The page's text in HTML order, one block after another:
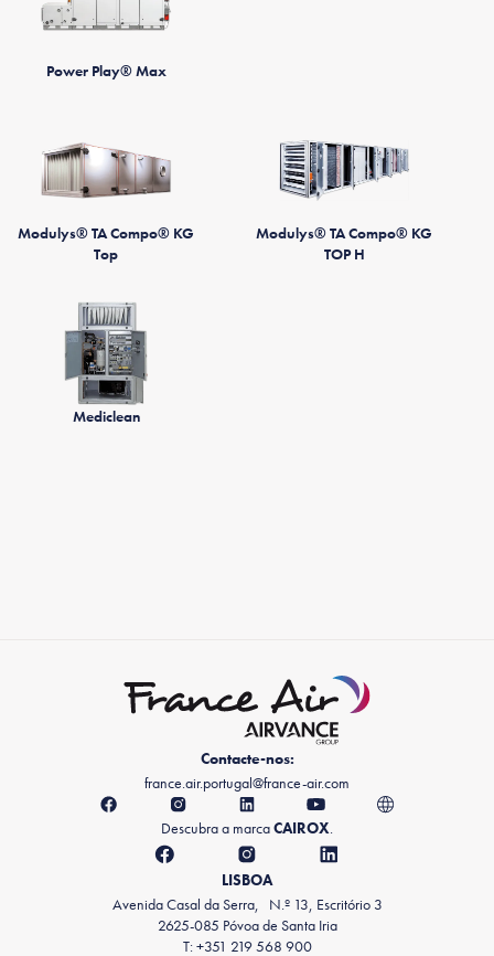
Power Play® Max
Modulys® TA Compo® KG
Top
Modulys® TA Compo® KG
TOP H
Mediclean
Contacte-nos:
france.air.portugal@france-air.com
Descubra a marcaCAIROX.
LISBOA
Avenida Casal da Serra, N.º 13, Escritório 3
2625-085 Póvoa de Santa Iria
T: +351 219 568 900